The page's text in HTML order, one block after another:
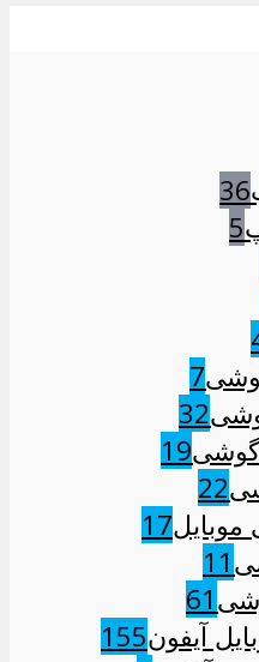
36
5
7
32
19
22
17
11
61
آیفون155